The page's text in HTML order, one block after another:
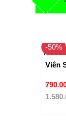
[home]
-50%
Viên